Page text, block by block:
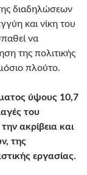
διαδηλώσεων
και νίκη του
να
της πολιτικής
πλούτο.
ύψους 10,7
του
ακρίβεια και
της
εργασίας.